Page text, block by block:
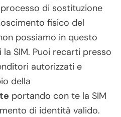
di sostituzione
fisico del
possiamo in questo
SIM. Puoi recarti presso
autorizzati e
della
portando con te la SIM
di identità valido.